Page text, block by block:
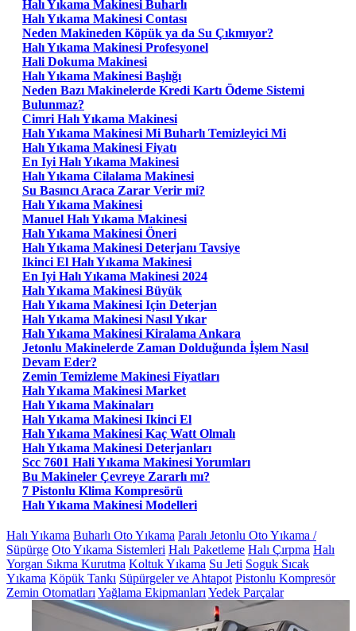
Halı Yıkama Makinesi Buharlı
Halı Yıkama Makinesi Contası
Neden Makineden Köpük ya da Su Çıkmıyor?
Halı Yıkama Makinesi Profesyonel
Hali Dokuma Makinesi
Halı Yıkama Makinesi Başlığı
Neden Bazı Makinelerde Kredi Kartı Ödeme Sistemi
Bulunmaz?
Cimri Halı Yıkama Makinesi
Halı Yıkama Makinesi Mi Buharlı Temizleyici Mi
Halı Yıkama Makinesi Fiyatı
En Iyi Halı Yıkama Makinesi
Halı Yıkama Cilalama Makinesi
Su Basıncı Araca Zarar Verir mi?
Halı Yıkama Makinesi
Manuel Halı Yıkama Makinesi
Halı Yıkama Makinesi Öneri
Halı Yıkama Makinesi Deterjanı Tavsiye
Ikinci El Halı Yıkama Makinesi
En Iyi Halı Yıkama Makinesi 2024
Halı Yıkama Makinesi Büyük
Halı Yıkama Makinesi Için Deterjan
Halı Yıkama Makinesi Nasıl Yıkar
Halı Yıkama Makinesi Kiralama Ankara
Jetonlu Makinelerde Zaman Dolduğunda İşlem Nasıl
Devam Eder?
Zemin Temizleme Makinesi Fiyatları
Halı Yıkama Makinesi Market
Halı Yıkama Makinaları
Halı Yıkama Makinesi Ikinci El
Halı Yıkama Makinesi Kaç Watt Olmalı
Halı Yıkama Makinesi Deterjanları
Scc 7601 Hali Yıkama Makinesi Yorumları
Bu Makineler Çevreye Zararlı mı?
7 Pistonlu Klima Kompresörü
Halı Yıkama Makinesi Modelleri
Halı Yıkama Buharlı Oto Yıkama Paralı Jetonlu Oto Yıkama /
Süpürge Oto Yıkama Sistemleri Halı Paketleme Halı Çırpma Halı
Yorgan Sıkma Kurutma Koltuk Yıkama Su Jeti Soguk Sıcak
Yıkama Köpük Tankı Süpürgeler ve Ahtapot Pistonlu Kompresör
Zemin Otomatları Yağlama Ekipmanları Yedek Parçalar